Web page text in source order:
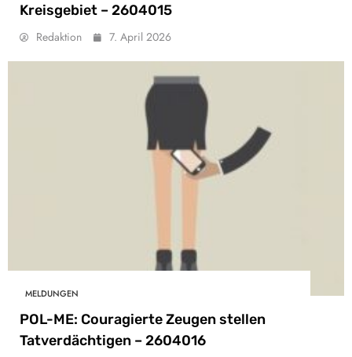
Kreisgebiet – 2604015
Redaktion 7. April 2026
MELDUNGEN
POL-ME: Couragierte Zeugen stellen
Tatverdächtigen – 2604016